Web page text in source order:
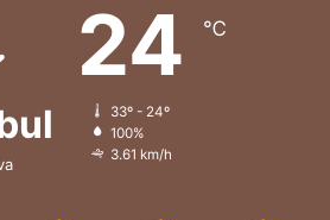
24 ℃
33º - 24º
100%
3.61 km/h